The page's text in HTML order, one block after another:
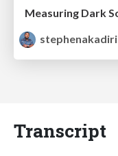
stephenakadiri
Transcript